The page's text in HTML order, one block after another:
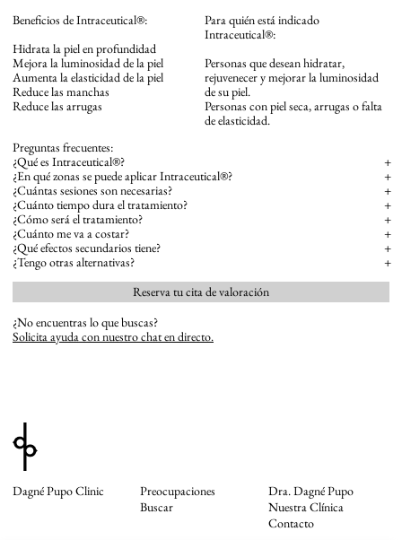
Beneficios de Intraceutical®:
Hidrata la piel en profundidad
Mejora la luminosidad de la piel
Aumenta la elasticidad de la piel
Reduce las manchas
Reduce las arrugas
Para quién está indicado
Intraceutical®:
Personas que desean hidratar,
rejuvenecer y mejorar la luminosidad
de su piel.
Personas con piel seca, arrugas o falta
de elasticidad.
Preguntas frecuentes:
¿Qué es Intraceutical®?
+
¿En qué zonas se puede aplicar Intraceutical®?
+
¿Cuántas sesiones son necesarias?
+
¿Cuánto tiempo dura el tratamiento?
+
¿Cómo será el tratamiento?
+
¿Cuánto me va a costar?
+
¿Qué efectos secundarios tiene?
+
¿Tengo otras alternativas?
+
Reserva tu cita de valoración
¿No encuentras lo que buscas?
Solicita ayuda con nuestro chat en directo.
Dagné Pupo Clinic
Preocupaciones
Buscar
Dra. Dagné Pupo
Nuestra Clínica
Contacto